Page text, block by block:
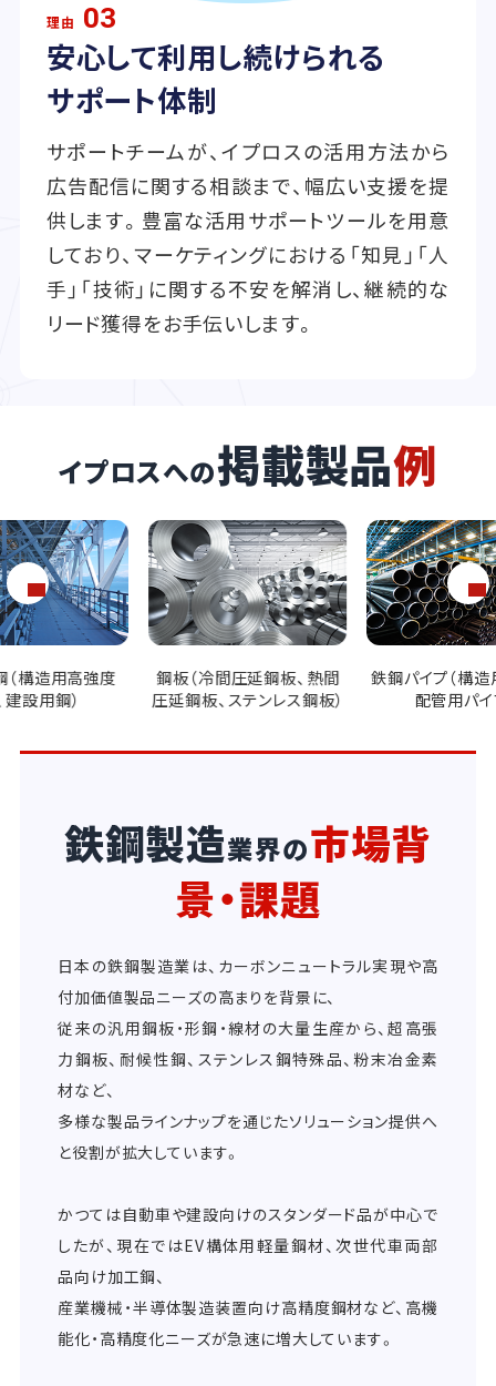
理由 03
安心して利用し続けられる
サポート体制
サポートチームが、イプロスの活用方法から
広告配信に関する相談まで、幅広い支援を提
供します。豊富な活用サポートツールを用意
しており、マーケティングにおける「知見」「人
手」「技術」に関する不安を解消し、継続的な
リード獲得をお手伝いします。
イプロスへの掲載製品例
圧延鋼板、熱間
テンレス鋼板）
鉄鋼パイプ（構造用パイプ、
配管用パイプ）
鋼線（高張力鋼線
ロープ）
鉄鋼製造業界の市場背
景・課題
日本の鉄鋼製造業は、カーボンニュートラル実現や高
付加価値製品ニーズの高まりを背景に、
従来の汎用鋼板・形鋼・線材の大量生産から、超高張
力鋼板、耐候性鋼、ステンレス鋼特殊品、粉末冶金素
材など、
多様な製品ラインナップを通じたソリューション提供へ
と役割が拡大しています。
かつては自動車や建設向けのスタンダード品が中心で
したが、現在ではEV構体用軽量鋼材、次世代車両部
品向け加工鋼、
産業機械・半導体製造装置向け高精度鋼材など、高機
能化・高精度化ニーズが急速に増大しています。